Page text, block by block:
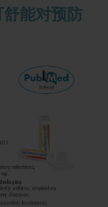
能对预防